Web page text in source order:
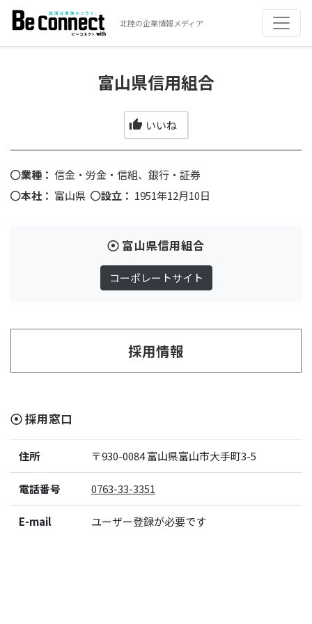
北陸の企業情報メディア
富山県信用組合
いいね
業種： 信金・労金・信組、銀行・証券
本社： 富山県 設立： 1951年12月10日
富山県信用組合
コーポレートサイト
採用情報
採用窓口
住所 〒930-0084富山県富山市大手町3-5
電話番号 0763-33-3351
E-mail ユーザー登録が必要です